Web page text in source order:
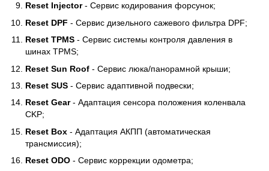
Reset Injector- Сервис кодирования форсунок;
Reset DPF - Сервис дизельного сажевого фильтра DPF;
Reset TPMS - Сервис системы контроля давления в
шинах TPMS;
Reset Sun Roof - Сервис люка/панорамной крыши;
Reset SUS - Сервис адаптивной подвески;
Reset Gear- Адаптация сенсора положения коленвала
CKP;
Reset Box - Адаптация АКПП (автоматическая
трансмиссия);
Reset ODO - Сервис коррекции одометра;